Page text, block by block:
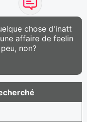
chose d'inatt
affaire de feelin
non?